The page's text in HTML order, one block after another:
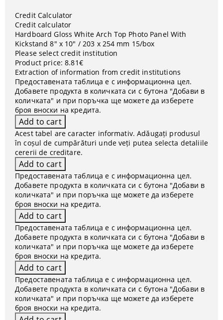
Credit Calculator
Credit calculator
Hardboard Gloss White Arch Top Photo Panel With
Kickstand 8" x 10" / 203 x 254 mm 15/box
Please select credit institution
Product price: 8.81€
Extraction of information from credit institutions
Предоставената таблица е с информационна цел.
Добавете продукта в количката си с бутона "Добави в
количката" и при поръчка ще можете да изберете
броя вноски на кредита.
Acest tabel are caracter informativ. Adăugați produsul
în coșul de cumpărături unde veți putea selecta detaliile
cererii de creditare.
Предоставената таблица е с информационна цел.
Добавете продукта в количката си с бутона "Добави в
количката" и при поръчка ще можете да изберете
броя вноски на кредита.
Предоставената таблица е с информационна цел.
Добавете продукта в количката си с бутона "Добави в
количката" и при поръчка ще можете да изберете
броя вноски на кредита.
Предоставената таблица е с информационна цел.
Добавете продукта в количката си с бутона "Добави в
количката" и при поръчка ще можете да изберете
броя вноски на кредита.